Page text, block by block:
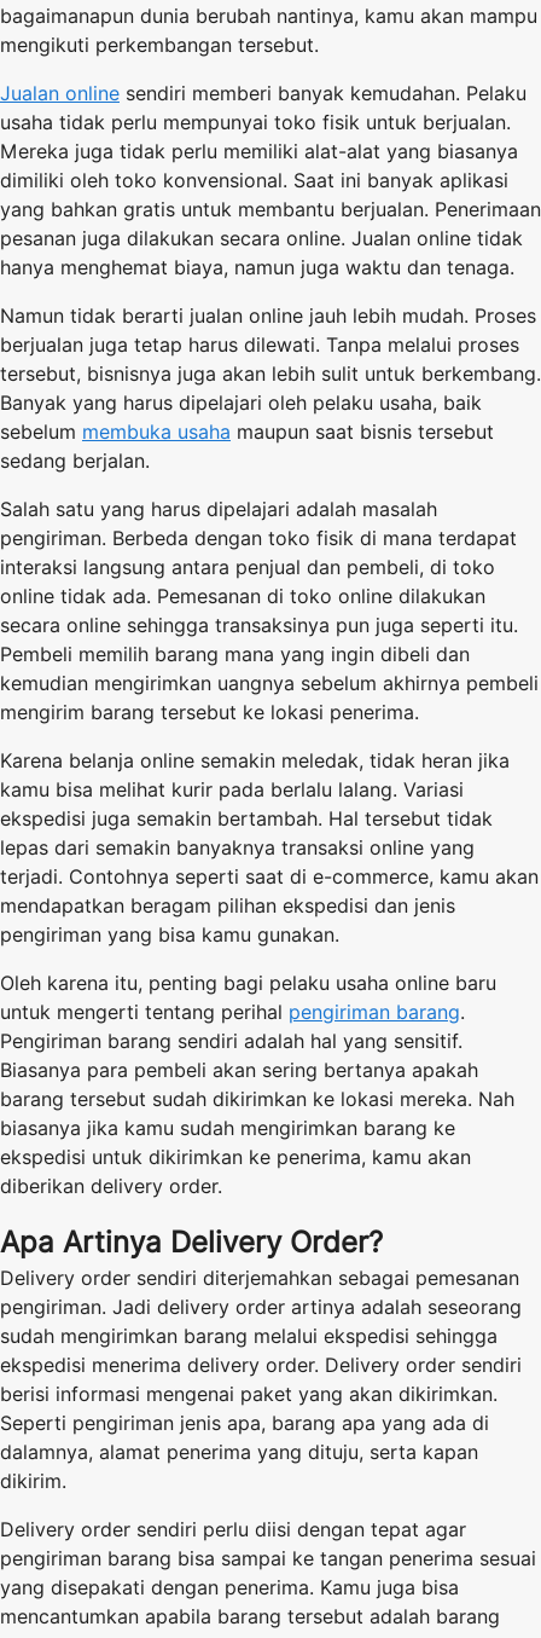
bagaimanapun dunia berubah nantinya, kamu akan mampu
mengikuti perkembangan tersebut.
Jualan online sendiri memberi banyak kemudahan. Pelaku
usaha tidak perlu mempunyai toko fisik untuk berjualan.
Mereka juga tidak perlu memiliki alat-alat yang biasanya
dimiliki oleh toko konvensional. Saat ini banyak aplikasi
yang bahkan gratis untuk membantu berjualan. Penerimaan
pesanan juga dilakukan secara online. Jualan online tidak
hanya menghemat biaya, namun juga waktu dan tenaga.
Namun tidak berarti jualan online jauh lebih mudah. Proses
berjualan juga tetap harus dilewati. Tanpa melalui proses
tersebut, bisnisnya juga akan lebih sulit untuk berkembang.
Banyak yang harus dipelajari oleh pelaku usaha, baik
sebelum membuka usaha maupun saat bisnis tersebut
sedang berjalan.
Salah satu yang harus dipelajari adalah masalah
pengiriman. Berbeda dengan toko fisik di mana terdapat
interaksi langsung antara penjual dan pembeli, di toko
online tidak ada. Pemesanan di toko online dilakukan
secara online sehingga transaksinya pun juga seperti itu.
Pembeli memilih barang mana yang ingin dibeli dan
kemudian mengirimkan uangnya sebelum akhirnya pembeli
mengirim barang tersebut ke lokasi penerima.
Karena belanja online semakin meledak, tidak heran jika
kamu bisa melihat kurir pada berlalu lalang. Variasi
ekspedisi juga semakin bertambah. Hal tersebut tidak
lepas dari semakin banyaknya transaksi online yang
terjadi. Contohnya seperti saat di e-commerce, kamu akan
mendapatkan beragam pilihan ekspedisi dan jenis
pengiriman yang bisa kamu gunakan.
Oleh karena itu, penting bagi pelaku usaha online baru
untuk mengerti tentang perihal pengiriman barang.
Pengiriman barang sendiri adalah hal yang sensitif.
Biasanya para pembeli akan sering bertanya apakah
barang tersebut sudah dikirimkan ke lokasi mereka. Nah
biasanya jika kamu sudah mengirimkan barang ke
ekspedisi untuk dikirimkan ke penerima, kamu akan
diberikan delivery order.
Apa Artinya Delivery Order?
Delivery order sendiri diterjemahkan sebagai pemesanan
pengiriman. Jadi delivery order artinya adalah seseorang
sudah mengirimkan barang melalui ekspedisi sehingga
ekspedisi menerima delivery order. Delivery order sendiri
berisi informasi mengenai paket yang akan dikirimkan.
Seperti pengiriman jenis apa, barang apa yang ada di
dalamnya, alamat penerima yang dituju, serta kapan
dikirim.
Delivery order sendiri perlu diisi dengan tepat agar
pengiriman barang bisa sampai ke tangan penerima sesuai
yang disepakati dengan penerima. Kamu juga bisa
mencantumkan apabila barang tersebut adalah barang